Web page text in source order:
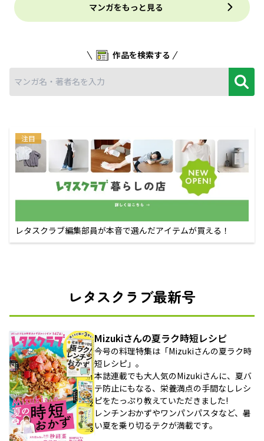
マンガをもっと見る
作品を検索する
注目
レタスクラブ編集部員が本音で選んだアイテムが買える！
レタスクラブ最新号
Mizukiさんの夏ラク時短レシピ
今号の料理特集は「Mizukiさんの夏ラク時
短レシピ」。
本誌連載でも大人気のMizukiさんに、夏バ
テ防止にもなる、栄養満点の手間なしレシ
ピをたっぷり教えていただきました!
レンチンおかずやワンパンパスタなど、暑
い夏を乗り切るテクが満載です。